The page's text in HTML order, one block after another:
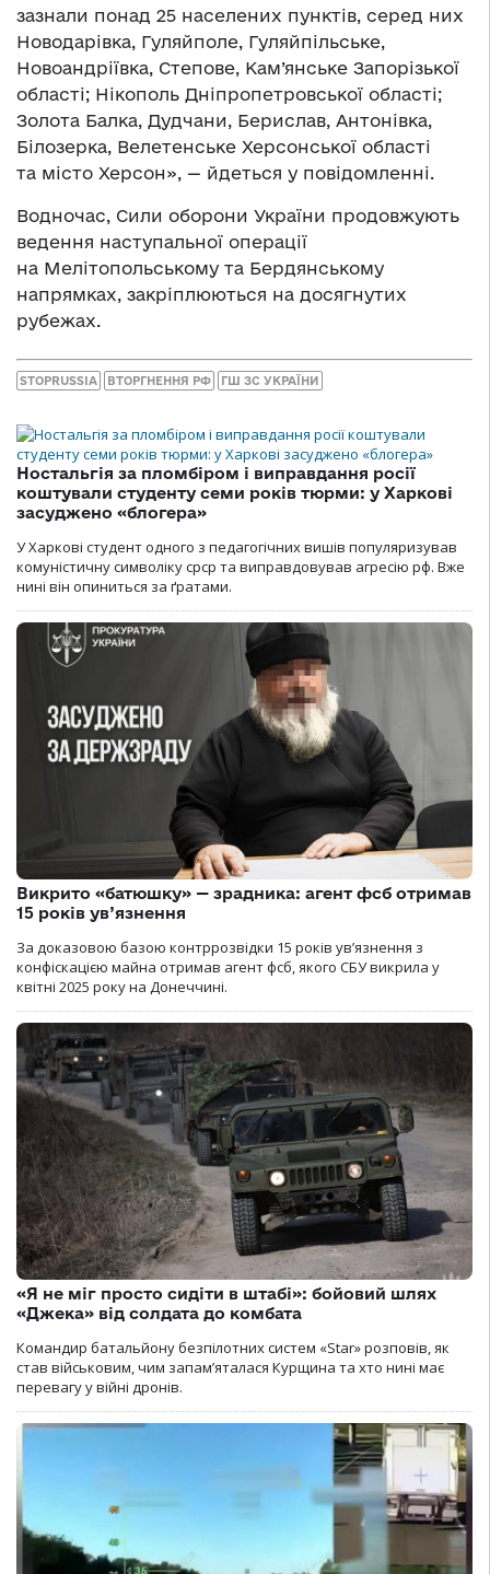
зазнали понад 25 населених пунктів, серед них
Новодарівка, Гуляйполе, Гуляйпільське,
Новоандріївка, Степове, Кам’янське Запорізької
області; Нікополь Дніпропетровської області;
Золота Балка, Дудчани, Берислав, Антонівка,
Білозерка, Велетенське Херсонської області
та місто Херсон», — йдеться у повідомленні.
Водночас, Сили оборони України продовжують
ведення наступальної операції
на Мелітопольському та Бердянському
напрямках, закріплюються на досягнутих
рубежах.
STOPRUSSIA ВТОРГНЕННЯ РФ ГШ ЗС УКРАЇНИ
Ностальгія за пломбіром і виправдання росії
коштували студенту семи років тюрми: у Харкові
засуджено «блогера»
У Харкові студент одного з педагогічних вишів популяризував
комуністичну символіку срср та виправдовував агресію рф. Вже
нині він опиниться за ґратами.
Викрито «батюшку» — зрадника: агент фсб отримав
15 років ув’язнення
За доказовою базою контррозвідки 15 років увʼязнення з
конфіскацією майна отримав агент фсб, якого СБУ викрила у
квітні 2025 року на Донеччині.
«Я не міг просто сидіти в штабі»: бойовий шлях
«Джека» від солдата до комбата
Командир батальйону безпілотних систем «Star» розповів, як
став військовим, чим запам’яталася Курщина та хто нині має
перевагу у війні дронів.